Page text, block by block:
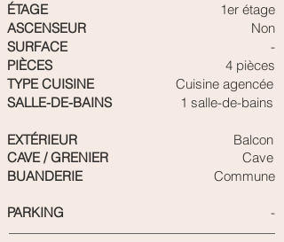
ÉTAGE
1er étage
ASCENSEUR
Non
SURFACE
-
PIÈCES
4 pièces
TYPE CUISINE
Cuisine agencée
SALLE-DE-BAINS
1 salle-de-bains
EXTÉRIEUR
Balcon
CAVE / GRENIER
Cave
BUANDERIE
Commune
PARKING -